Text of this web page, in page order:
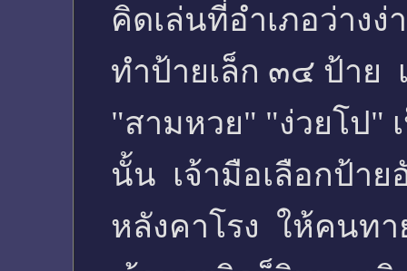
คิดเล่นที่อำเภอว่าง
ทำป้ายเล็ก ๓๔ ป้าย
"สามหวย" "ง่วยโป"
นั้น เจ้ามือเลือกป้าย
หลังคาโรง ให้คนท